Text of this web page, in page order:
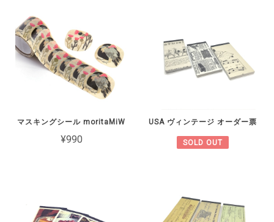
マスキングシール moritaMiW
¥990
USA ヴィンテージ オーダー票
SOLD OUT